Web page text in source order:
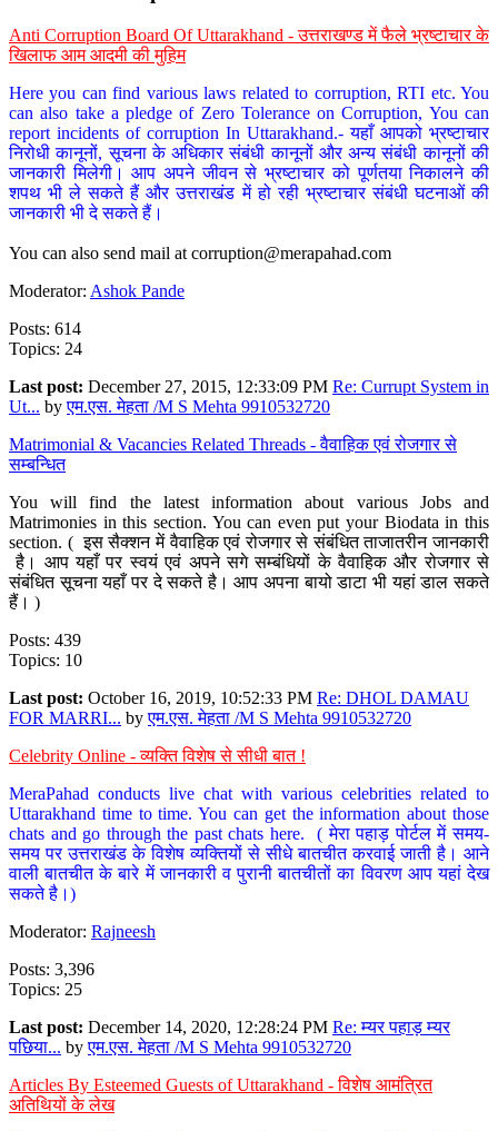
Anti Corruption Board Of Uttarakhand - उत्तराखण्ड में फैले भ्रष्टाचार के
खिलाफ आम आदमी की मुहिम
Here you can find various laws related to corruption, RTI etc. You
can also take a pledge of Zero Tolerance on Corruption, You can
report incidents of corruption In Uttarakhand.- यहाँ आपको भ्रष्टाचार
निरोधी कानूनों, सूचना के अधिकार संबंधी कानूनों और अन्य संबंधी कानूनों की
जानकारी मिलेगी। आप अपने जीवन से भ्रष्टाचार को पूर्णतया निकालने की
शपथ भी ले सकते हैं और उत्तराखंड में हो रही भ्रष्टाचार संबंधी घटनाओं की
जानकारी भी दे सकते हैं।
You can also send mail at corruption@merapahad.com
Moderator: Ashok Pande
Posts: 614
Topics: 24
Last post: December 27, 2015, 12:33:09 PM Re: Currupt System in
Ut... byएम.एस. मेहता /M S Mehta 9910532720
Matrimonial & Vacancies Related Threads - वैवाहिक एवं रोजगार से
सम्बन्धित
You will find the latest information about various Jobs and
Matrimonies in this section. You can even put your Biodata in this
section. ( इस सैक्शन में वैवाहिक एवं रोजगार से संबंधित ताजातरीन जानकारी
है। आप यहाँ पर स्वयं एवं अपने सगे सम्बंधियों के वैवाहिक और रोजगार से
संबंधित सूचना यहाँ पर दे सकते है। आप अपना बायो डाटा भी यहां डाल सकते
हैं। )
Posts: 439
Topics: 10
Last post: October 16, 2019, 10:52:33 PM Re: DHOL DAMAU
FOR MARRI... byएम.एस. मेहता /M S Mehta 9910532720
Celebrity Online - व्यक्ति विशेष से सीधी बात !
MeraPahad conducts live chat with various celebrities related to
Uttarakhand time to time. You can get the information about those
chats and go through the past chats here. ( मेरा पहाड़ पोर्टल में समय-
समय पर उत्तराखंड के विशेष व्यक्तियों से सीधे बातचीत करवाई जाती है। आने
वाली बातचीत के बारे में जानकारी व पुरानी बातचीतों का विवरण आप यहां देख
सकते है।)
Moderator: Rajneesh
Posts: 3,396
Topics: 25
Last post: December 14, 2020, 12:28:24 PM Re: म्यर पहाड़ म्यर
पछिया... byएम.एस. मेहता /M S Mehta 9910532720
Articles By Esteemed Guests of Uttarakhand - विशेष आमंत्रित
अतिथियों के लेख